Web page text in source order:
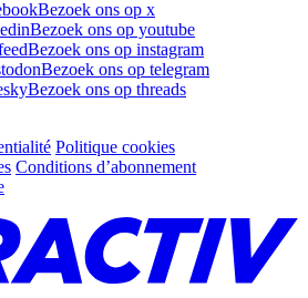
Bezoek ons op x
Bezoek ons op youtube
Bezoek ons op instagram
Bezoek ons op telegram
Bezoek ons op threads
Politique cookies
Conditions d’abonnement